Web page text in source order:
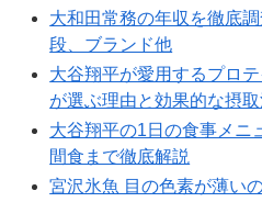
大和田常務の年収を徹底
段、ブランド他
大谷翔平が愛用するプロ
が選ぶ理由と効果的な摂
大谷翔平の1日の食事メニ
間食まで徹底解説
宮沢氷魚 目の色素が薄い